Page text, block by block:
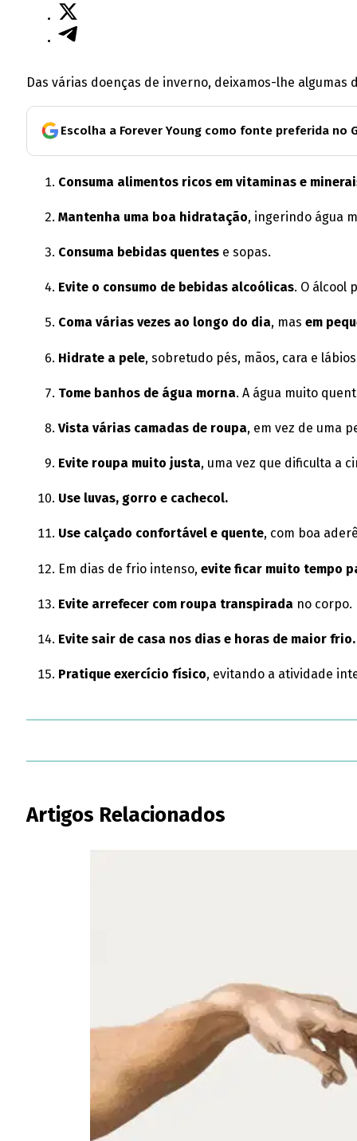
Das várias doenças de inverno, deixamos-lhe
Escolha a Forever Young como fonte preferida no
Consuma alimentos ricos em vitaminas e
Mantenha uma boa hidratação, ingerindo água
Consuma bebidas quentes e sopas.
Evite o consumo de bebidas alcoólicas. O álcool
Coma várias vezes ao longo do dia, mas em
Hidrate a pele, sobretudo pés, mãos, cara e
Tome banhos de água morna. A água muito
Vista várias camadas de roupa, em vez de uma
Evite roupa muito justa, uma vez que dificulta a
Use luvas, gorro e cachecol.
Use calçado confortável e quente, com boa
Em dias de frio intenso, evite ficar muito tempo
Evite arrefecer com roupa transpirada no corpo.
Evite sair de casa nos dias e horas de maior frio.
Pratique exercício físico, evitando a atividade
Artigos Relacionados